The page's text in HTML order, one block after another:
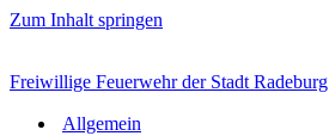
Zum Inhalt springen
Freiwillige Feuerwehr der Stadt Radeburg
Allgemein